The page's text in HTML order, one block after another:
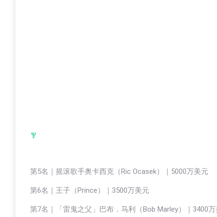
第5名｜摇滚歌手奥卡西克（Ric Ocasek）｜5000万美元
第6名｜王子（Prince）｜3500万美元
第7名｜「雷鬼之父」巴布．马利（Bob Marley）｜3400